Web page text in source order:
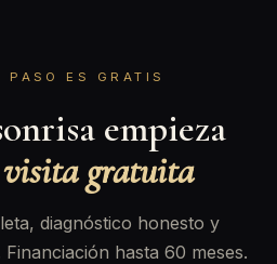
PASO ES GRATIS
empieza
visita gratuita
diagnóstico honesto y
hasta 60 meses.